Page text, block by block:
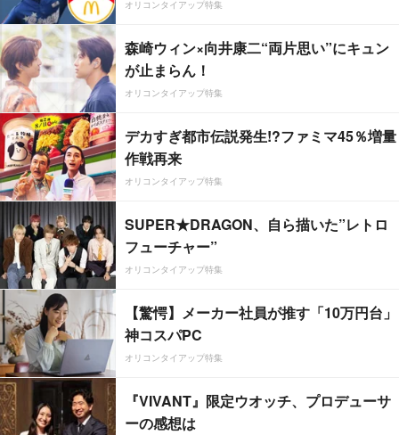
オリコンタイアップ特集
森崎ウィン×向井康二“両片思い”にキュン
が止まらん！
オリコンタイアップ特集
デカすぎ都市伝説発生!?ファミマ45％増量
作戦再来
オリコンタイアップ特集
SUPER★DRAGON、自ら描いた”レトロ
フューチャー”
オリコンタイアップ特集
【驚愕】メーカー社員が推す「10万円台」
神コスパPC
オリコンタイアップ特集
『VIVANT』限定ウオッチ、プロデューサ
ーの感想は